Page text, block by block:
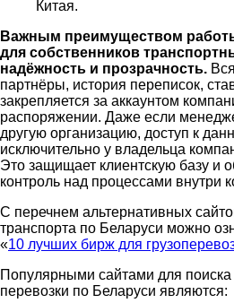
Китая.
Важным преимуществом
для собственников
надёжность и прозрачность.
партнёры, история переписок,
закрепляется за аккаунтом
распоряжении. Даже если
другую организацию, доступ к
исключительно у владельца
Это защищает клиентскую базу и
контроль над процессами внутри
С перечнем альтернативных
транспорта по Беларуси можно
«10 лучших бирж для
Популярными сайтами для поиска
перевозки по Беларуси являются: